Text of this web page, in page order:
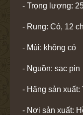
- Trọng lượng:
- Rung: Có, 12
- Mùi: không có
- Nguồn: sạc pin
- Hãng sản xuất:
- Nơi sản xuất: